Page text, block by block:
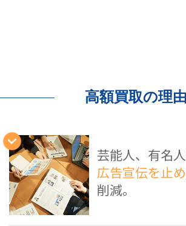
高額買取の理由
芸能人、有名
広告宣伝を止め
削減。